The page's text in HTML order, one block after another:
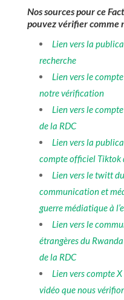
Nos sources pour ce
pouvez vérifier comme
Lien vers la
recherche
Lien vers le
notre vérification
Lien vers le
de la RDC
Lien vers la
compte officiel Tiktok
Lien vers le twitt
communication et
guerre médiatique à
Lien vers le
étrangères du
de la RDC
Lien vers compte
vidéo que nous